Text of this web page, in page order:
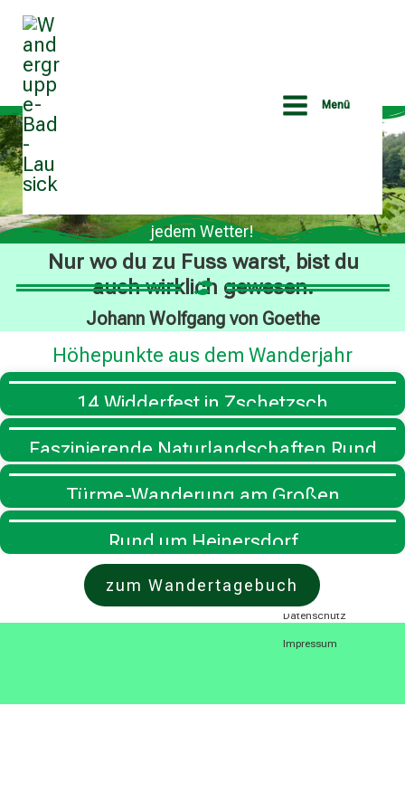
Zum
Inhalt
springen
Menü
jedem Wetter!
Nur wo du zu Fuss warst, bist du
auch wirklich gewesen.
Johann Wolfgang von Goethe
Höhepunkte aus dem Wanderjahr
14.Widderfest in Zschetzsch
Faszinierende Naturlandschaften Rund
um den Grabschützer und Zwochauer
See
Türme-Wanderung am Großen
Goitzschesee
Rund um Heinersdorf
zum WandertagebuchCookie Policy (EU)
Datenschutz
Impressum